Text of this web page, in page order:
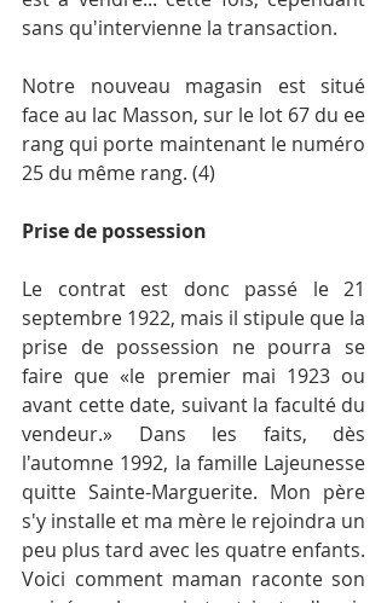
sans qu'intervienne la transaction.
Notre nouveau magasin est situé
face au lac Masson, sur le lot 67 du ee
rang qui porte maintenant le numéro
25 du même rang. (4)
Prise de possession
Le contrat est donc passé le 21
septembre 1922, mais il stipule que la
prise de possession ne pourra se
faire que «le premier mai 1923 ou
avant cette date, suivant la faculté du
vendeur.» Dans les faits, dès
l'automne 1992, la famille Lajeunesse
quitte Sainte-Marguerite. Mon père
s'y installe et ma mère le rejoindra un
peu plus tard avec les quatre enfants.
Voici comment maman raconte son